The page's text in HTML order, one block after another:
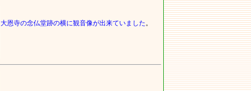
大恩寺の念仏堂跡の横に観音像が出来ていました。